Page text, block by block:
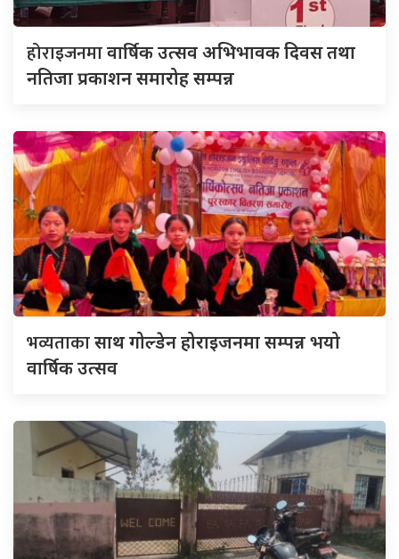
होराइजनमावार्षिक उत्सव अभिभावक दिवस तथा
नतिजा प्रकाशन समारोह सम्पन्न
भव्यताकासाथ गोल्डेन होराइजनमा सम्पन्न भयो
वार्षिक उत्सव